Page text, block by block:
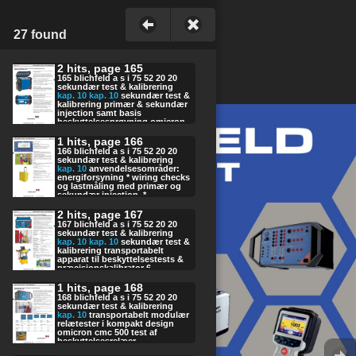
27 found
2 hits, page 165
165 blichfeld a s i 75 52 20 20
sekundær test & kalibrering
kap. 10 kap. 10sekundær test &
kalibrering primær & sekundær
injection samt basis
beskyttelsesprøvning omicron
testapparat til kontrol af
beskyttelsessyste- mer og
forbindelser. mulighed for test
af på primær- eller sekundær
side. universel prøveløsning til
hurtig og let gennemføring af
test på ledningsnet,
enkel beskyttelsesprøvning.
meget intuitiv brugerflade, og
let design. * 150 v ac / 220 v dc.
udgang (max. 30 va) * 110a ac /
100 a dc. udgang (600 va). *
fasefejl 110 a, 20 a og 150 v
område, nøjagtighed 0,1° *
mikroohmmåling (nøjagtighed <
mode * test af jordingssystemer
(ground impedance, soil resisti-
vity, micro-ohm, step & touch
voltage) variabel
strømforsyning: regulerede
udgange giver nøjagtige
udgangssignaler, også ved
1 hits, page 166
166 blichfeld a s i 75 52 20 20
sekundær test & kalibrering
kap. 10anvendelsesområder:
energiforsyning * wiring checks
og lastmåling med primær og
sekundær injection. *
instrumenter *
jordsystemsprøvning på mindre
anlæg. * polaritetsprøvning og
mikroohmmåling.
jernbaneelnettet *
prøvefunktioner med forskellige
frekvenser og dc *
genopladeligt batteri * hurtige
jordbeskyttelsestests *
jordsystemprøvning i små
anlæg * anvendelse til
mikroohmmålinger og
serviceopgaver * let og nem at
transportere * fleksibel
anvendelse: primær og
2 hits, page 167
167 blichfeld a s i 75 52 20 20
sekundær test & kalibrering
kap. 10 kap. 10sekundær test &
kalibrering transportabelt
apparat til beskyttelsestests &
præcisionskalibrator 6
strømudgange 0-12,5 a.
omicron cmc 430 let og handy
til test af
beskyttelsesindretninger, måle-
og styreteknik i elektriske
energinet samt til kalibrering af
energitællere,
1 hits, page 168
168 blichfeld a s i 75 52 20 20
sekundær test & kalibrering
kap. 10transportabelt modulær
relætester i kompakt design
omicron cmc 500 test af
beskyttelsesrelæer,